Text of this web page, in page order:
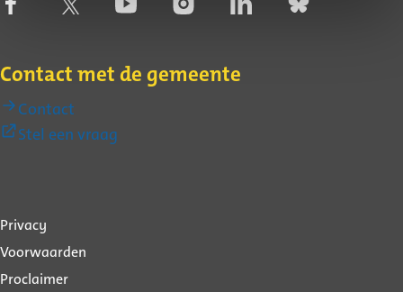
Contact met de gemeente
Contact
Stel een vraag
Over
deze
website
Privacy
Voorwaarden
Proclaimer